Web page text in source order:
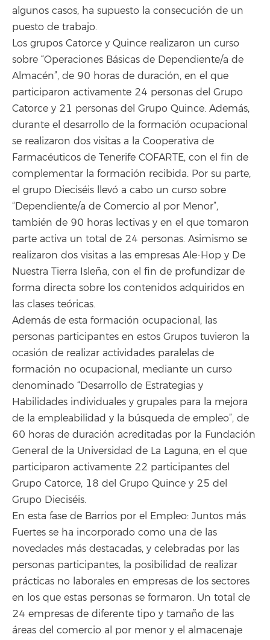
algunos casos, ha supuesto la consecución de un
puesto de trabajo.
Los grupos Catorce y Quince realizaron un curso
sobre “Operaciones Básicas de Dependiente/a de
Almacén”, de 90 horas de duración, en el que
participaron activamente 24 personas del Grupo
Catorce y 21 personas del Grupo Quince. Además,
durante el desarrollo de la formación ocupacional
se realizaron dos visitas a la Cooperativa de
Farmacéuticos de Tenerife COFARTE, con el fin de
complementar la formación recibida. Por su parte,
el grupo Dieciséis llevó a cabo un curso sobre
“Dependiente/a de Comercio al por Menor”,
también de 90 horas lectivas y en el que tomaron
parte activa un total de 24 personas. Asimismo se
realizaron dos visitas a las empresas Ale-Hop y De
Nuestra Tierra Isleña, con el fin de profundizar de
forma directa sobre los contenidos adquiridos en
las clases teóricas.
Además de esta formación ocupacional, las
personas participantes en estos Grupos tuvieron la
ocasión de realizar actividades paralelas de
formación no ocupacional, mediante un curso
denominado “Desarrollo de Estrategias y
Habilidades individuales y grupales para la mejora
de la empleabilidad y la búsqueda de empleo”, de
60 horas de duración acreditadas por la Fundación
General de la Universidad de La Laguna, en el que
participaron activamente 22 participantes del
Grupo Catorce, 18 del Grupo Quince y 25 del
Grupo Dieciséis.
En esta fase de Barrios por el Empleo: Juntos más
Fuertes se ha incorporado como una de las
novedades más destacadas, y celebradas por las
personas participantes, la posibilidad de realizar
prácticas no laborales en empresas de los sectores
en los que estas personas se formaron. Un total de
24 empresas de diferente tipo y tamaño de las
áreas del comercio al por menor y el almacenaje